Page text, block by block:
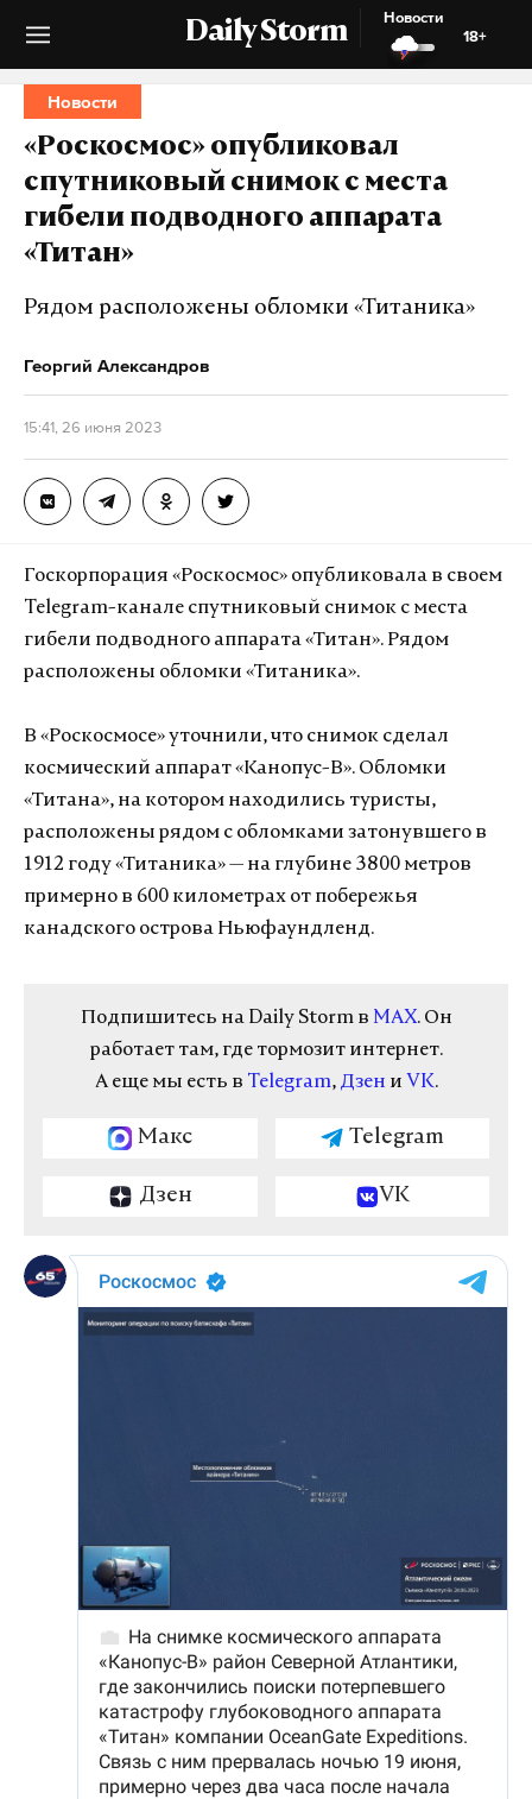
Daily Storm
Новости
18+
Новости
«Роскосмос» опубликовал
спутниковый снимок с места
гибели подводного аппарата
«Титан»
Рядом расположены обломки «Титаника»
Георгий Александров
15:41, 26 июня 2023
Госкорпорация «Роскосмос» опубликовала в своем
Telegram-канале спутниковый снимок с места
гибели подводного аппарата «Титан». Рядом
расположены обломки «Титаника».
В «Роскосмосе» уточнили, что снимок сделал
космический аппарат «Канопус-В». Обломки
«Титана», на котором находились туристы,
расположены рядом с обломками затонувшего в
1912 году «Титаника»— на глубине 3800 метров
примерно в 600 километрах от побережья
канадского острова Ньюфаундленд.
Подпишитесь на Daily Storm в MAX. Он
работает там, где тормозит интернет.
А еще мы есть в Telegram, Дзен и VK.
Макс Telegram
Дзен VK